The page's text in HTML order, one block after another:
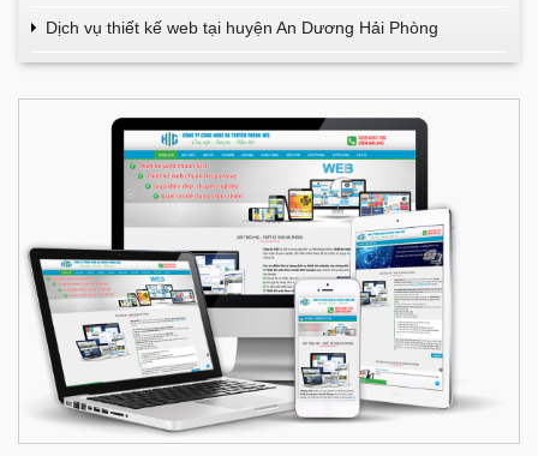
Dịch vụ thiết kế web tại huyện An Dương Hải Phòng